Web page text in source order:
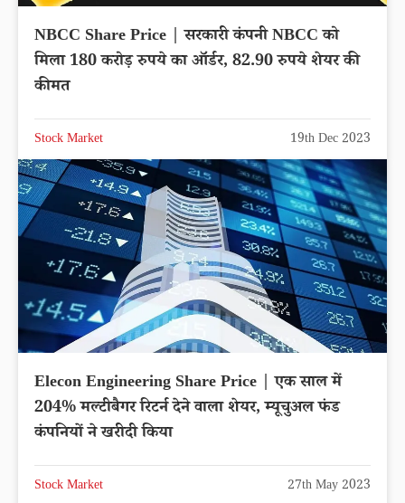
NBCC Share Price | सरकारी कंपनी NBCC को
मिला 180 करोड़ रुपये का ऑर्डर, 82.90 रुपये शेयर की
कीमत
Stock Market 19th Dec 2023
Elecon Engineering Share Price | एक साल में
204% मल्टीबैगर रिटर्न देने वाला शेयर, म्यूचुअल फंड
कंपनियों ने खरीदी किया
Stock Market 27th May 2023